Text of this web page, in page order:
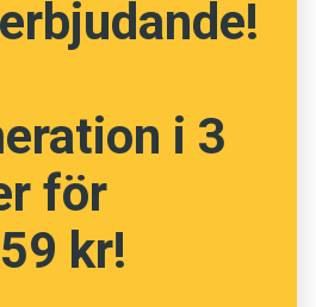
i 3
för
kr!